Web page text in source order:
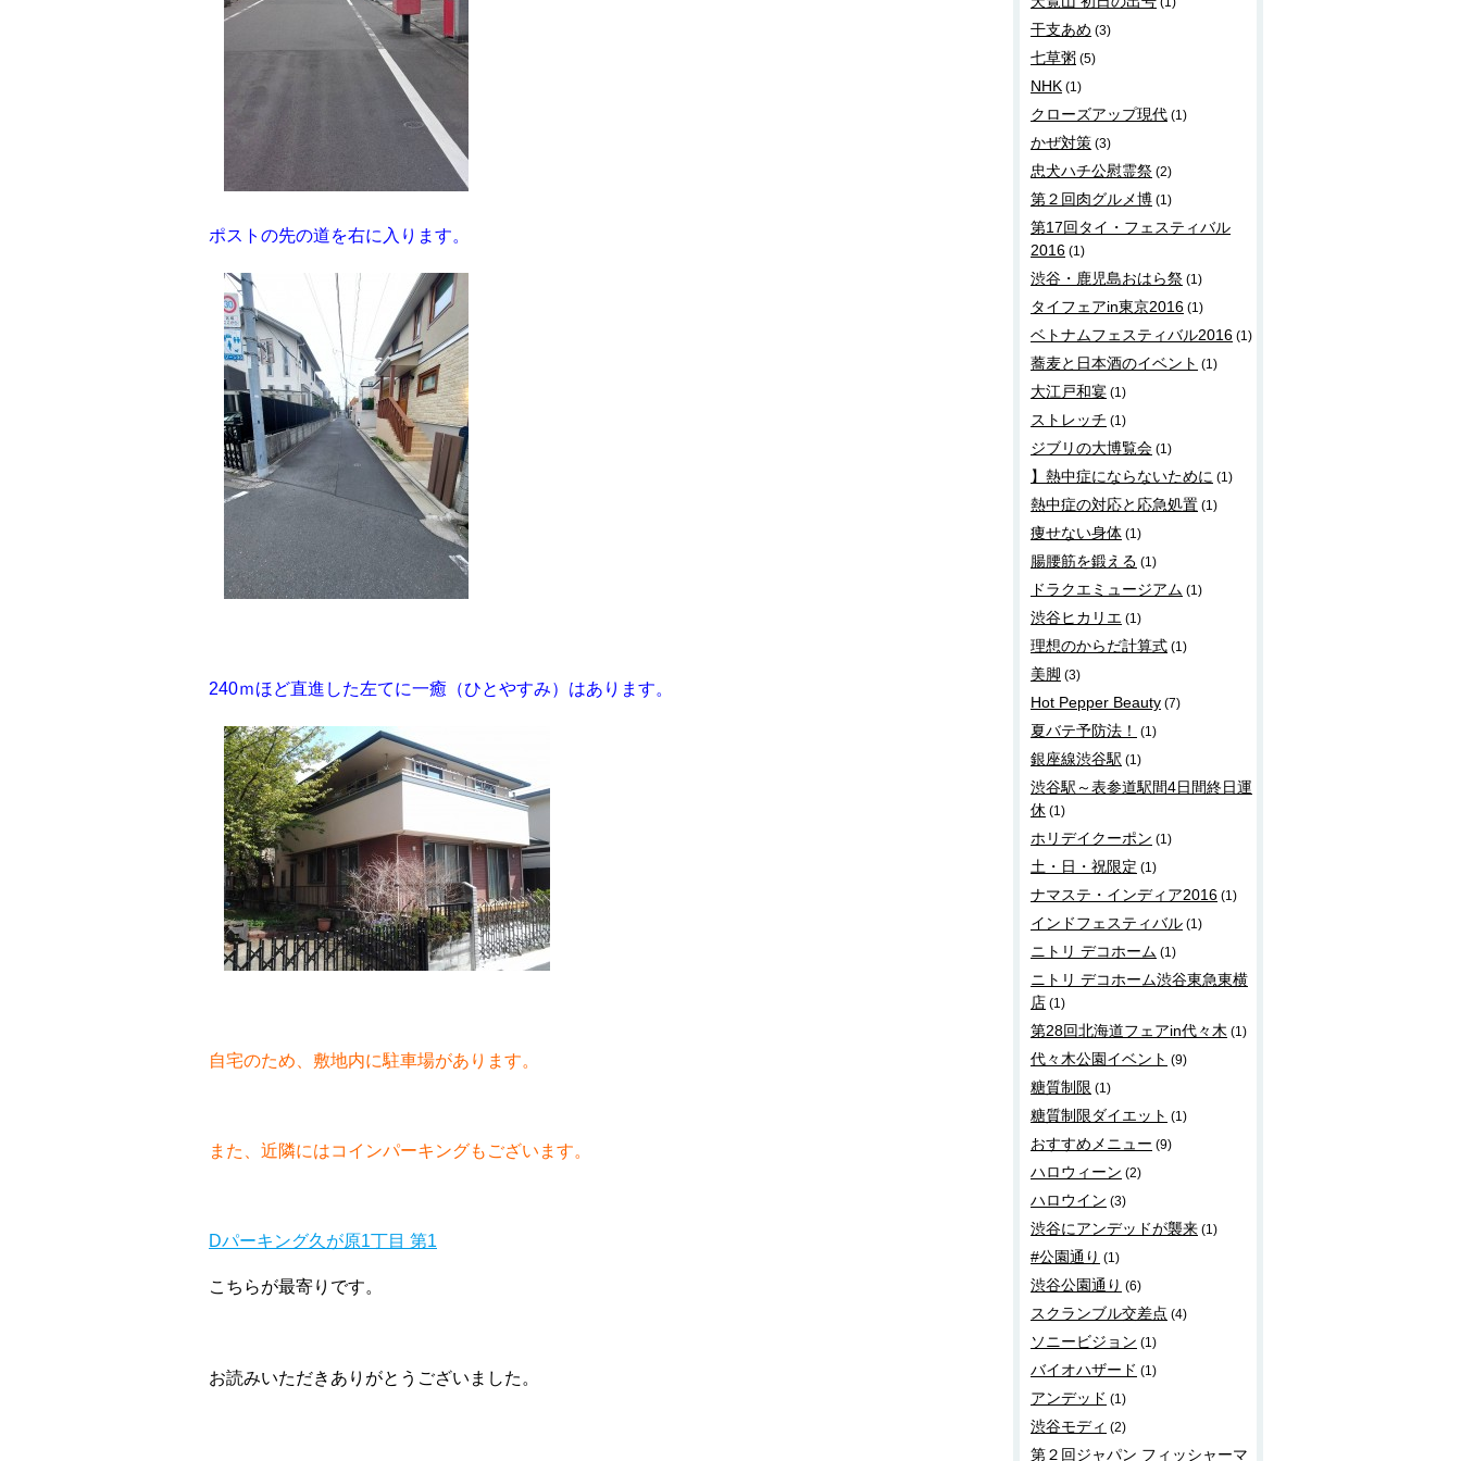
ポストの先の道を右に入ります。
240ｍほど直進した左てに一癒（ひとやすみ）はあります。
自宅のため、敷地内に駐車場があります。
また、近隣にはコインパーキングもございます。
Dパーキング久が原1丁目 第1
こちらが最寄りです。
お読みいただきありがとうございました。
干支あめ (3)
七草粥 (5)
NHK (1)
クローズアップ現代 (1)
かぜ対策 (3)
忠犬ハチ公慰霊祭 (2)
第２回肉グルメ博 (1)
第17回タイ・フェスティバル
2016 (1)
渋谷・鹿児島おはら祭 (1)
タイフェアin東京2016 (1)
ベトナムフェスティバル2016 (1)
蕎麦と日本酒のイベント (1)
大江戸和宴 (1)
ストレッチ (1)
ジブリの大博覧会 (1)
】熱中症にならないために (1)
熱中症の対応と応急処置 (1)
痩せない身体 (1)
腸腰筋を鍛える (1)
ドラクエミュージアム (1)
渋谷ヒカリエ (1)
理想のからだ計算式 (1)
美脚 (3)
Hot Pepper Beauty (7)
夏バテ予防法！ (1)
銀座線渋谷駅 (1)
渋谷駅～表参道駅間4日間終日運
休 (1)
ホリデイクーポン (1)
土・日・祝限定 (1)
ナマステ・インディア2016 (1)
インドフェスティバル (1)
ニトリ デコホーム (1)
ニトリ デコホーム渋谷東急東横
店 (1)
第28回北海道フェアin代々木 (1)
代々木公園イベント (9)
糖質制限 (1)
糖質制限ダイエット (1)
おすすめメニュー (9)
ハロウィーン (2)
ハロウイン (3)
渋谷にアンデッドが襲来 (1)
#公園通り (1)
渋谷公園通り (6)
スクランブル交差点 (4)
ソニービジョン (1)
バイオハザード (1)
アンデッド (1)
渋谷モディ (2)
第２回ジャパン フィッシャーマ